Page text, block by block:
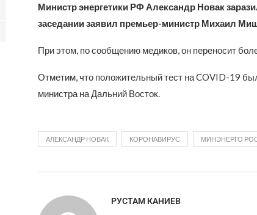
Министр энергетики РФ Александр Новак
заседании заявил премьер-министр Михаил
При этом, по сообщению медиков, он переносит
Отметим, что положительный тест на COVID-19
министра на Дальний Восток.
АЛЕКСАНДР НОВАК КОРОНАВИРУС МИНЭНЕРГО
РУСТАМ КАНИЕВ